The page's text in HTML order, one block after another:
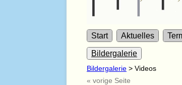
Start Aktuelles
Bildergalerie
Bildergalerie > Videos
« vorige Seite